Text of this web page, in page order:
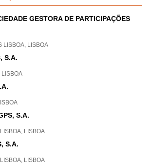
GESTORA DE PARTICIPAÇÕES
LISBOA, LISBOA
S.A.
LISBOA
S.A.
LISBOA
S.A.
LISBOA